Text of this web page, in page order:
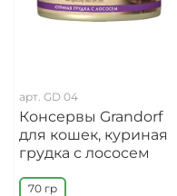
арт. GD 04
Консервы Grandorf
для кошек, куриная
грудка с лососем
70 гр